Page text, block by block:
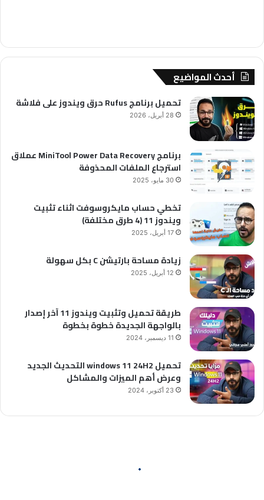
أحدث المواضيع
تحميل برنامج Rufus حرق ويندوز على فلاشة
28 أبريل، 2026
برنامج MiniTool Power Data Recovery عملاق
استرجاع الملفات المحذوفة
30 مايو، 2025
تخطي حساب مايكروسوفت اثناء تثبيت
ويندوز 11 (4 طرق مختلفة)
17 أبريل، 2025
زيادة مساحة بارتيشن C بكل سهولة
12 أبريل، 2025
طريقة تحميل وتثبيت ويندوز 11 آخر إصدار
بالواجهة الجديدة خطوة بخطوة
11 ديسمبر، 2024
تحميل windows 11 24H2 التحديث الجديد
وعرض أهم الميزات والمشاكل
23 أكتوبر، 2024